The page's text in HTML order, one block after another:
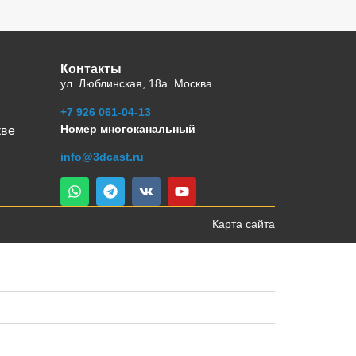
Контакты
ул. Люблинская, 18а. Москва
+7 926 061-04-13
Номер многоканальный
info@3dcast.ru
Карта сайта